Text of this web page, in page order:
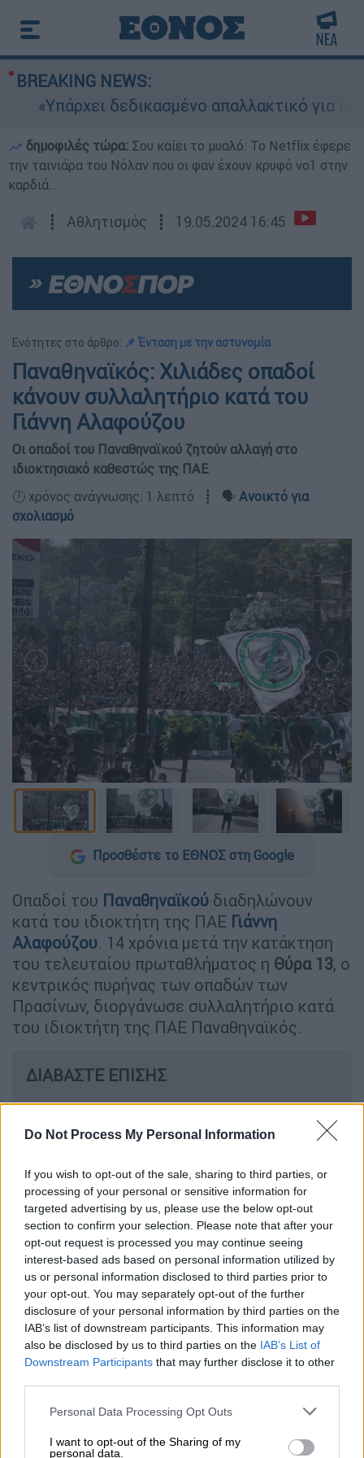
Do Not Process My Personal Information
If you wish to opt-out of the sale, sharing to third parties, or
processing of your personal or sensitive information for
targeted advertising by us, please use the below opt-out
section to confirm your selection. Please note that after your
opt-out request is processed you may continue seeing
interest-based ads based on personal information utilized by
us or personal information disclosed to third parties prior to
your opt-out. You may separately opt-out of the further
disclosure of your personal information by third parties on the
IAB’s list of downstream participants. This information may
also be disclosed by us to third parties on the IAB’s List of
Downstream Participants that may further disclose it to other
Please note that this website/app uses one or more Google
not limited to your visit or usage behaviour. You may click to
Personal Data Processing Opt Outs
I want to opt-out of the Sharing of my
personal data.
BREAKING NEWS:
«Υπάρχει δεδικασμένο απαλλακτικό για
δημοφιλές τώρα: Σου καίει το μυαλό: Το Netflix έφερε
την ταινιάρα του Νόλαν που οι φαν έχουν κρυφό νο1 στην
καρδιά...
┋ Αθλητισμός ┋ 19.05.2024 16:45
Ενότητες στο άρθρο: 📌 Ένταση με την αστυνομία
Παναθηναϊκός: Χιλιάδες οπαδοί
κάνουν συλλαλητήριο κατά του
Γιάννη Αλαφούζου
Οι οπαδοί του Παναθηναϊκού ζητούν αλλαγή στο
ιδιοκτησιακό καθεστώς της ΠΑΕ
🕛 χρόνος ανάγνωσης: 1 λεπτό ┋ 🗣️ Ανοικτό για
σχολιασμό
Προσθέστε το ΕΘΝΟΣ στη Google
Οπαδοί του Παναθηναϊκού διαδηλώνουν
κατά του ιδιοκτήτη της ΠΑΕ Γιάννη
Αλαφούζου. 14 χρόνια μετά την κατάκτηση
του τελευταίου πρωταθλήματος η Θύρα 13, ο
κεντρικός πυρήνας των οπαδών των
Πρασίνων, διοργάνωσε συλλαλητήριο κατά
του ιδιοκτήτη της ΠΑΕ Παναθηναϊκός.
ΔΙΑΒΑΣΤΕ ΕΠΙΣΗΣ
Αθλητισμός|07.05.2024 17:45
Η Θύρα 13 ανακοίνωσε συλλαλητήριο
Παναθηναϊκού στο ντέρμπι με τον
Ολυμπιακό - «Αλαφούζο πούλα»
Στο Πεδίο του Άρεως, στις αρχές της
Λεωφόρου Αλεξάνδρας, βρίσκονται
περισσότεροι από 6.000 οπαδοί του
Τριφυλλιού, ενώ όσο περνάει η ώρα ο
κόσμος αυξάνεται δεδομένου ότι ακολουθεί
στις 20.00 και το ντέρμπι με τον Ολυμπιακό
στο γήπεδο Απ. Νικολαΐδης.
Σήμερα γράφουμε ιστορία για το